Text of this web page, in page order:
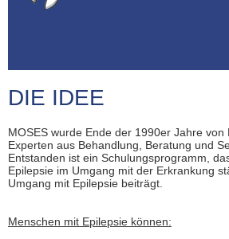
DIE IDEE
MOSES wurde Ende der 1990er Jahre von
Experten aus Behandlung, Beratung und
Entstanden ist ein Schulungsprogramm,
Epilepsie im Umgang mit der Erkrankung
Umgang mit Epilepsie beiträgt.
Menschen mit Epilepsie können: